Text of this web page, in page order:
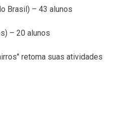
Brasil) – 43 alunos
– 20 alunos
retoma suas atividades